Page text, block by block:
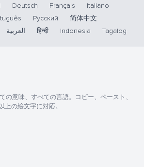
Deutsch Français
Italiano
Русский
简体中文
العربية हिन्दी Indonesia Tagalog
の意味、すべての言語。コピー、ペースト、
の絵文字に対応。